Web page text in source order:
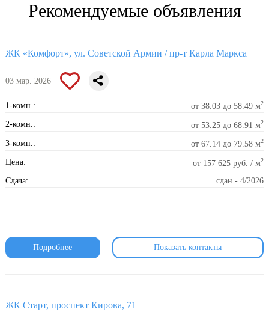
Рекомендуемые объявления
ЖК «Комфорт», ул. Советской Армии / пр-т Карла Маркса
03 мар. 2026
1-комн.: от 38.03 до 58.49 м2
2-комн.: от 53.25 до 68.91 м2
3-комн.: от 67.14 до 79.58 м2
Цена: от 157 625 руб. / м2
Сдача: сдан - 4/2026
Подробнее Показать контакты
ЖК Старт, проспект Кирова, 71